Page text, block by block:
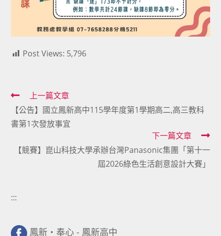
Post Views: 5,796
Read
more
articles
上一篇文章
【公告】國立鳳新高中115學年度第1學期高二,高三教科
書第1次發放事宜
下一篇文章
【競賽】崑山科技大學承辦台灣Panasonic集團「第十一
屆2026綠色生活創意設計大賽」
:::
鳳新・奉心 - 鳳新高中